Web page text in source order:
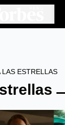
LAS ESTRELLAS